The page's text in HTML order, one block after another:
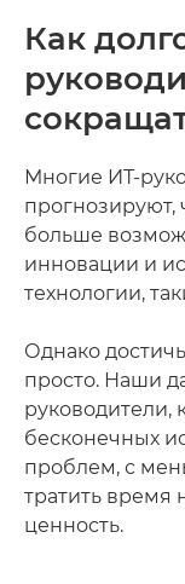
Как
Многие ИТ-
прогнозируют,
больше
инновации и
технологии,
Однако
просто. Наши
руководители,
бесконечных
проблем, с
тратить
ценность.